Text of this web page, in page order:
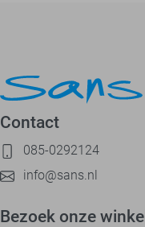
Contact
085-0292124
info@sans.nl
Bezoek onze winkel